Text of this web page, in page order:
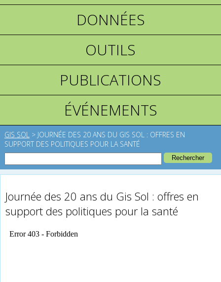
DONNÉES
OUTILS
PUBLICATIONS
ÉVÉNEMENTS
GIS SOL > JOURNÉE DES 20 ANS DU GIS SOL : OFFRES EN
SUPPORT DES POLITIQUES POUR LA SANTÉ
Journée des 20 ans du Gis Sol : offres en
support des politiques pour la santé